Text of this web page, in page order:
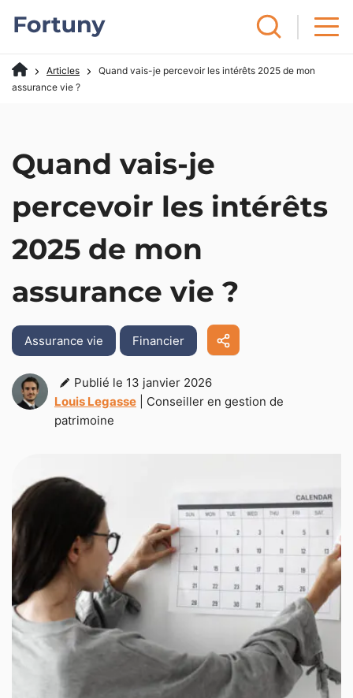
Articles
Quand vais-je percevoir les intérêts 2025 de mon
assurance vie ?
Quand vais-je
percevoir les intérêts
2025 de mon
assurance vie ?
Assurance vie Financier
Publié le 13 janvier 2026
Louis Legasse
| Conseiller en gestion de
patrimoine